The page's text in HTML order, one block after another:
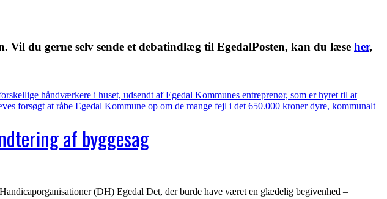
du gerne selv sende et debatindlæg til EgedalPosten, kan du læse her,
af byggesag
(DH) Egedal Det, der burde have været en glædelig begivenhed –